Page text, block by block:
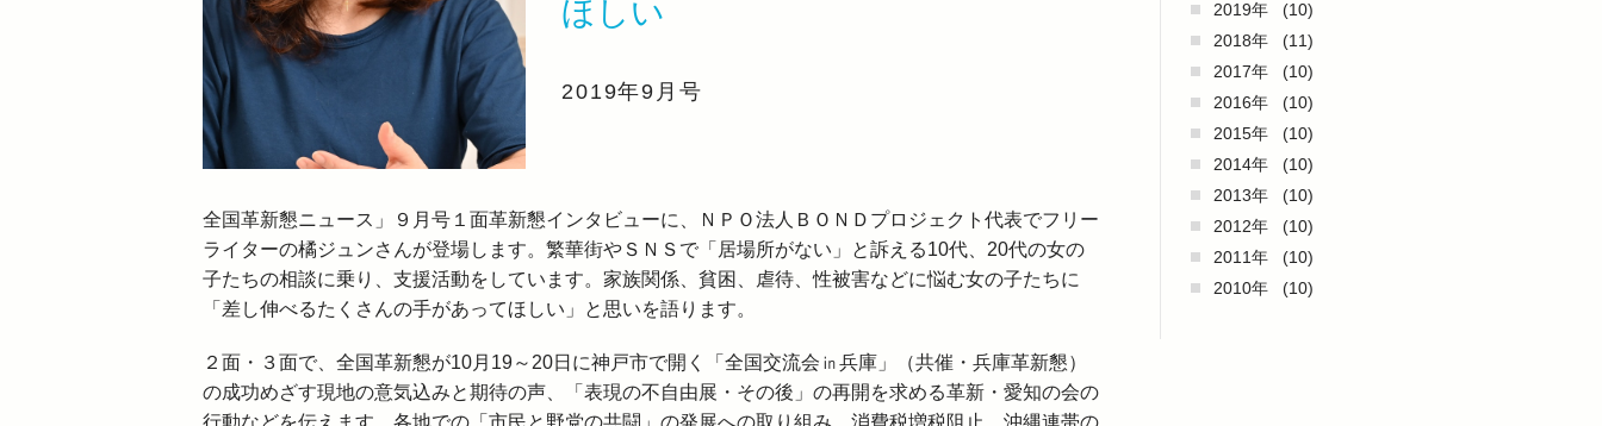
ほしい
2019年9月号
全国革新懇ニュース」９月号１面革新懇インタビューに、ＮＰＯ法人ＢＯＮＤプロジェクト代表でフリー
ライターの橘ジュンさんが登場します。繁華街やＳＮＳで「居場所がない」と訴える10代、20代の女の
子たちの相談に乗り、支援活動をしています。家族関係、貧困、虐待、性被害などに悩む女の子たちに
「差し伸べるたくさんの手があってほしい」と思いを語ります。
２面・３面で、全国革新懇が10月19～20日に神戸市で開く「全国交流会㏌兵庫」（共催・兵庫革新懇）
の成功めざす現地の意気込みと期待の声、「表現の不自由展・その後」の再開を求める革新・愛知の会の
2019年
(10)
2018年
(11)
2017年
(10)
2016年
(10)
2015年
(10)
2014年
(10)
2013年
(10)
2012年
(10)
2011年
(10)
2010年
(10)